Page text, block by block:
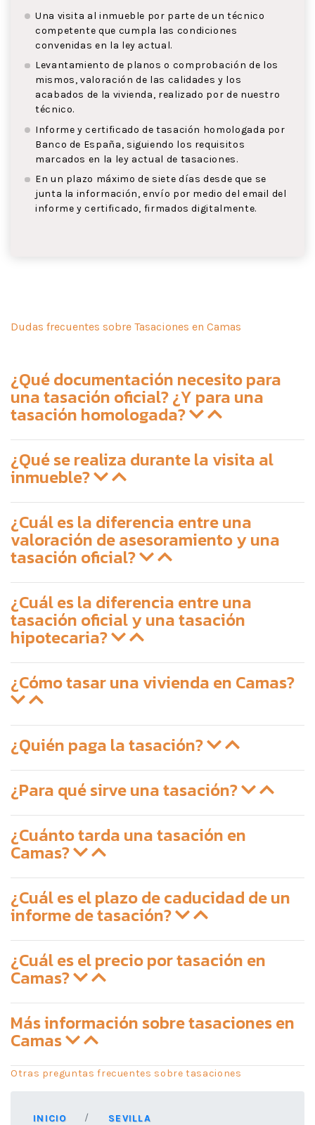
Una visita al inmueble por parte de un técnico
competente que cumpla las condiciones
convenidas en la ley actual.
Levantamiento de planos o comprobación de los
mismos, valoración de las calidades y los
acabados de la vivienda, realizado por de nuestro
técnico.
Informe y certificado de tasación homologada por
Banco de España, siguiendo los requisitos
marcados en la ley actual de tasaciones.
En un plazo máximo de siete días desde que se
junta la información, envío por medio del email del
informe y certificado, firmados digitalmente.
Dudas frecuentes sobre Tasaciones en Camas
¿Qué documentación necesito para
una tasación oficial? ¿Y para una
tasación homologada?
¿Qué se realiza durante la visita al
inmueble?
¿Cuál es la diferencia entre una
valoración de asesoramiento y una
tasación oficial?
¿Cuál es la diferencia entre una
tasación oficial y una tasación
hipotecaria?
¿Cómo tasar una vivienda en Camas?
¿Quién paga la tasación?
¿Para qué sirve una tasación?
¿Cuánto tarda una tasación en
Camas?
¿Cuál es el plazo de caducidad de un
informe de tasación?
¿Cuál es el precio por tasación en
Camas?
Más información sobre tasaciones en
Camas
Otras preguntas frecuentes sobre tasaciones
INICIO SEVILLA